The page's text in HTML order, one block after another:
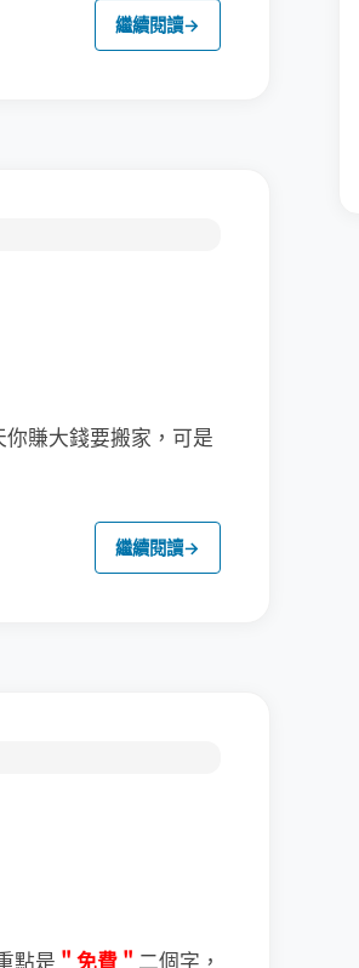
繼續閱讀→
賺大錢要搬家，可是
繼續閱讀→
點是 ＂免費＂ 二個字，